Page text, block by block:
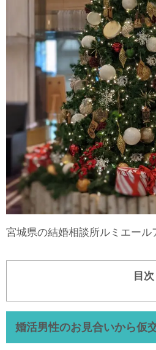
宮城県の結婚相談所ルミエール
目次
婚活男性のお見合いから仮